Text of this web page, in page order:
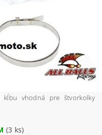
kĺbu vhodná pre štvorkolky
(3 ks)